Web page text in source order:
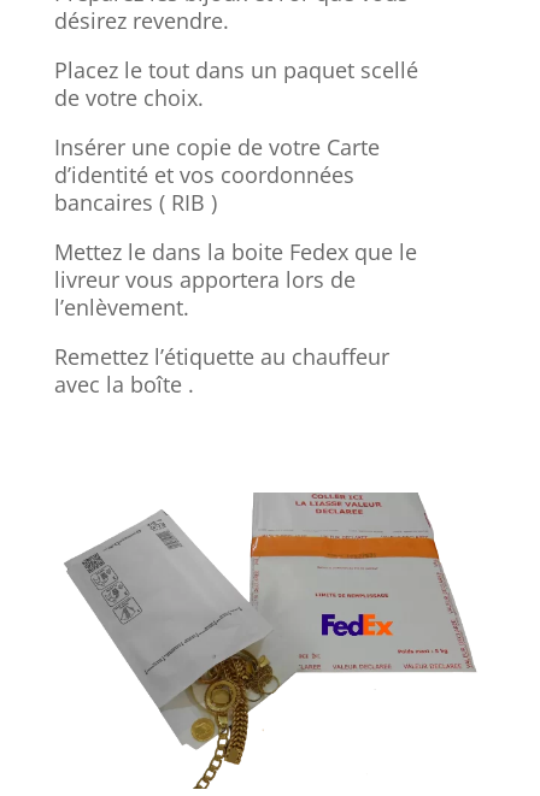
désirez revendre.
Placez le tout dans un paquet scellé
de votre choix.
Insérer une copie de votre Carte
d’identité et vos coordonnées
bancaires ( RIB )
Mettez le dans la boite Fedex que le
livreur vous apportera lors de
l’enlèvement.
Remettez l’étiquette au chauffeur
avec la boîte .